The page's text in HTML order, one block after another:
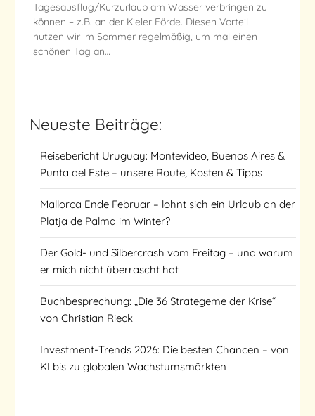
Tagesausflug/Kurzurlaub am Wasser verbringen zu
können – z.B. an der Kieler Förde. Diesen Vorteil
nutzen wir im Sommer regelmäßig, um mal einen
schönen Tag an…
Neueste Beiträge:
Reisebericht Uruguay: Montevideo, Buenos Aires &
Punta del Este – unsere Route, Kosten & Tipps
Mallorca Ende Februar – lohnt sich ein Urlaub an der
Platja de Palma im Winter?
Der Gold- und Silbercrash vom Freitag – und warum
er mich nicht überrascht hat
Buchbesprechung: „Die 36 Strategeme der Krise“
von Christian Rieck
Investment-Trends 2026: Die besten Chancen – von
KI bis zu globalen Wachstumsmärkten